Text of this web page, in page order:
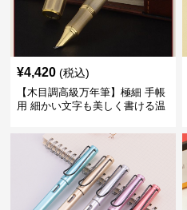
¥4,420 (税込)
【木目調高級万年筆】極細 手帳
用 細かい文字も美しく書ける温